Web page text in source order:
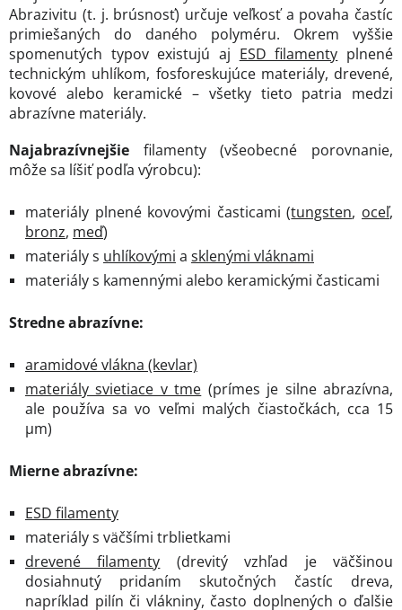
Abrazivitu (t. j. brúsnosť) určuje veľkosť a povaha častíc
primiešaných do daného polyméru. Okrem vyššie
spomenutých typov existujú aj ESD filamenty plnené
technickým uhlíkom, fosforeskujúce materiály, drevené,
kovové alebo keramické – všetky tieto patria medzi
abrazívne materiály.
Najabrazívnejšie filamenty (všeobecné porovnanie,
môže sa líšiť podľa výrobcu):
materiály plnené kovovými časticami (tungsten, oceľ,
bronz, meď)
materiály s uhlíkovými a sklenými vláknami
materiály s kamennými alebo keramickými časticami
Stredne abrazívne:
aramidové vlákna (kevlar)
materiály svietiace v tme (prímes je silne abrazívna,
ale používa sa vo veľmi malých čiastočkách, cca 15
µm)
Mierne abrazívne:
ESD filamenty
materiály s väčšími trblietkami
drevené filamenty (drevitý vzhľad je väčšinou
dosiahnutý pridaním skutočných častíc dreva,
napríklad pilín či vlákniny, často doplnených o ďalšie